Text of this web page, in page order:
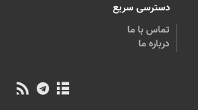
دسترسی سریع
تماس با ما
درباره ما